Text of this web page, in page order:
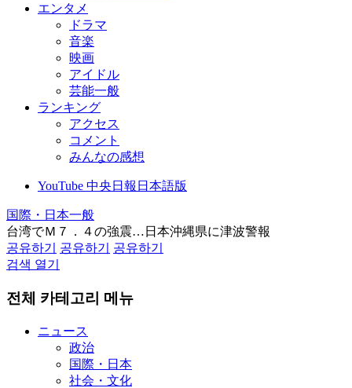
エンタメ
ドラマ
音楽
映画
アイドル
芸能一般
ランキング
アクセス
コメント
みんなの感想
YouTube 中央日報日本語版
国際・日本一般
台湾でＭ７．４の強震…日本沖縄県に津波警報
공유하기
공유하기
공유하기
검색 열기
전체 카테고리 메뉴
ニュース
政治
国際・日本
社会・文化